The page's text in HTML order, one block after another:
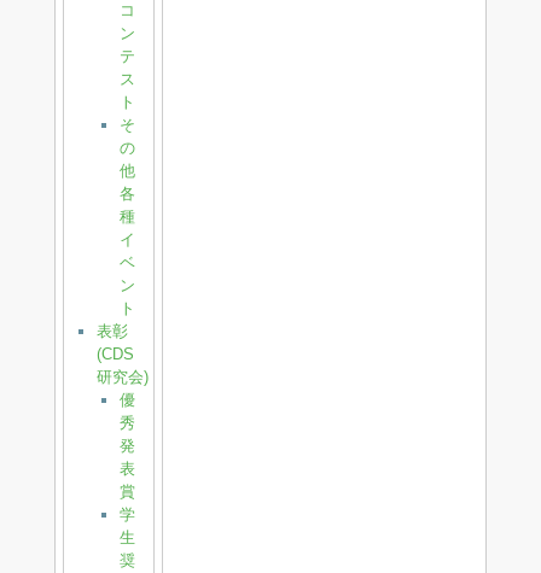
コ
ン
テ
ス
ト
そ
の
他
各
種
イ
ベ
ン
ト
表彰
(CDS
研究会)
優
秀
発
表
賞
学
生
奨